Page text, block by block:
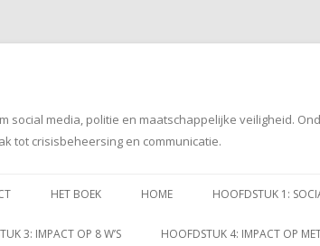
social media, politie en maatschappelijke veiligheid.
tot crisisbeheersing en communicatie.
naar
HET BOEK HOME HOOFDSTUK 1:
3: IMPACT OP 8 W’S HOOFDSTUK 4: IMPACT OP